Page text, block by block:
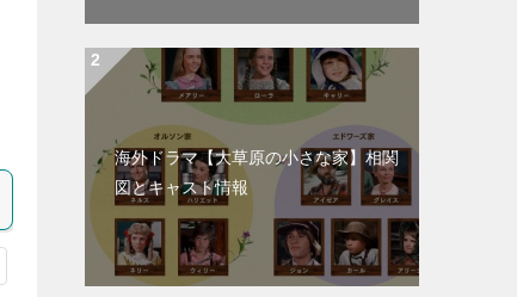
海外ドラマ【大草原の小さな家】相関
図とキャスト情報